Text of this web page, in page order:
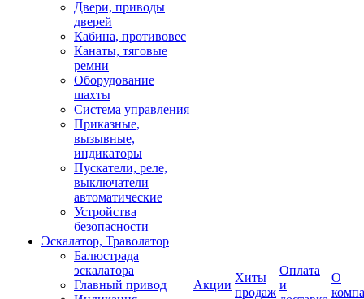
Двери, приводы
дверей
Кабина, противовес
Канаты, тяговые
ремни
Оборудование
шахты
Система управления
Приказные,
вызывные,
индикаторы
Пускатели, реле,
выключатели
автоматические
Устройства
безопасности
Эскалатор, Траволатор
Балюстрада
эскалатора
Главный привод
Акции
Хиты
продаж
Оплата
и
О